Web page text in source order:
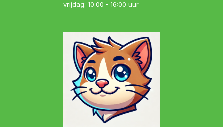
vrijdag: 10.00 - 16:00 uur